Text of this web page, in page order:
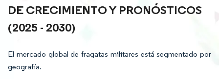
DE CRECIMIENTO Y PRONÓSTICOS
(2025 - 2030)
El mercado global de fragatas militares está segmentado por
geografía.